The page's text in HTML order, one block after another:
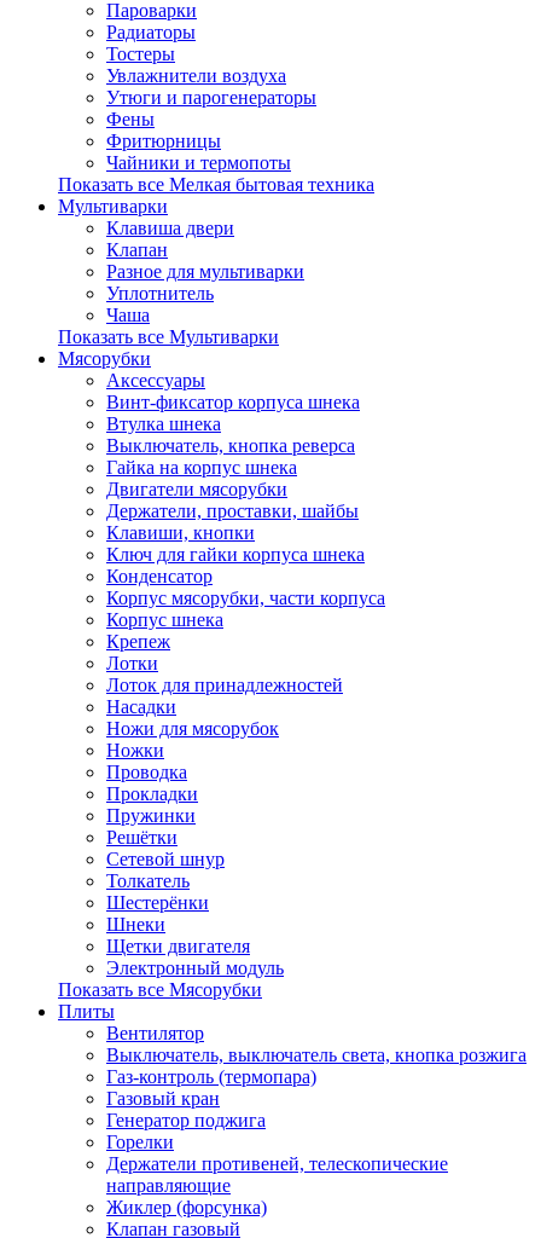
Пароварки
Радиаторы
Тостеры
Увлажнители воздуха
Утюги и парогенераторы
Фены
Фритюрницы
Чайники и термопоты
Показать все Мелкая бытовая техника
Мультиварки
Клавиша двери
Клапан
Разное для мультиварки
Уплотнитель
Чаша
Показать все Мультиварки
Мясорубки
Аксессуары
Винт-фиксатор корпуса шнека
Втулка шнека
Выключатель, кнопка реверса
Гайка на корпус шнека
Двигатели мясорубки
Держатели, проставки, шайбы
Клавиши, кнопки
Ключ для гайки корпуса шнека
Конденсатор
Корпус мясорубки, части корпуса
Корпус шнека
Крепеж
Лотки
Лоток для принадлежностей
Насадки
Ножи для мясорубок
Ножки
Проводка
Прокладки
Пружинки
Решётки
Сетевой шнур
Толкатель
Шестерёнки
Шнеки
Щетки двигателя
Электронный модуль
Показать все Мясорубки
Плиты
Вентилятор
Выключатель, выключатель света, кнопка розжига
Газ-контроль (термопара)
Газовый кран
Генератор поджига
Горелки
Держатели противеней, телескопические
направляющие
Жиклер (форсунка)
Клапан газовый